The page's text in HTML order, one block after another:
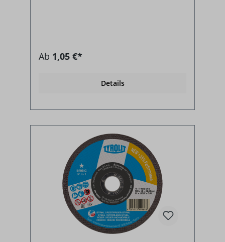
Ab 1,05 €*
Details